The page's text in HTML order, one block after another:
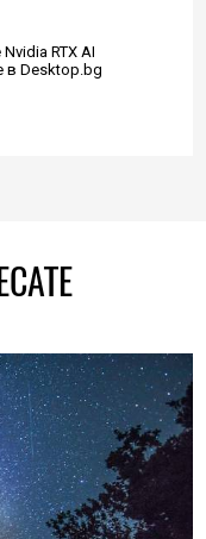
RTX AI
в Desktop.bg